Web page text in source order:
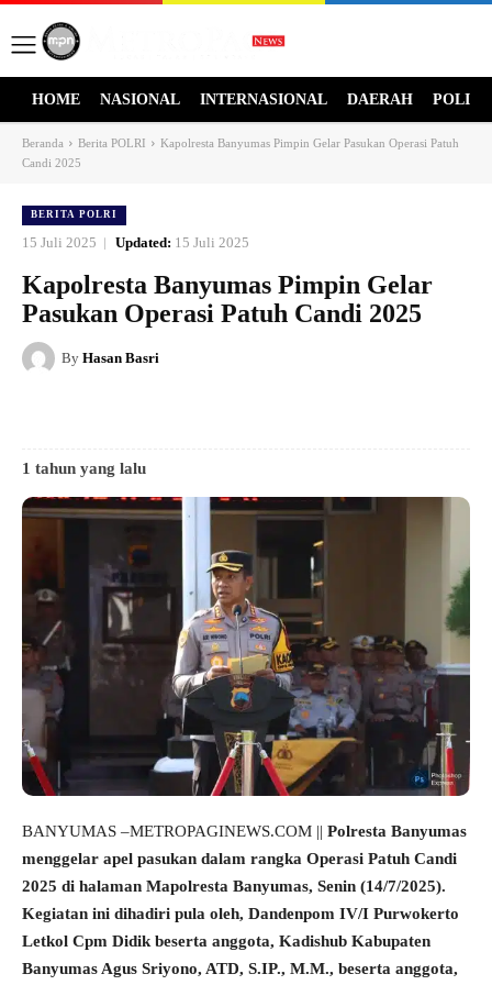
HOME NASIONAL INTERNASIONAL DAERAH
Beranda Berita POLRI
Kapolresta Banyumas Pimpin Gelar Pasukan Operasi Patuh
Candi 2025
BERITA POLRI
15 Juli 2025 Updated: 15 Juli 2025
Kapolresta Banyumas Pimpin Gelar
Pasukan Operasi Patuh Candi 2025
By Hasan Basri
1 tahun yang lalu
BANYUMAS –METROPAGINEWS.COM || Polresta Banyumas
menggelar apel pasukan dalam rangka Operasi Patuh Candi
2025 di halaman Mapolresta Banyumas, Senin (14/7/2025).
Kegiatan ini dihadiri pula oleh, Dandenpom IV/I Purwokerto
Letkol Cpm Didik beserta anggota, Kadishub Kabupaten
Banyumas Agus Sriyono, ATD, S.IP., M.M., beserta anggota,